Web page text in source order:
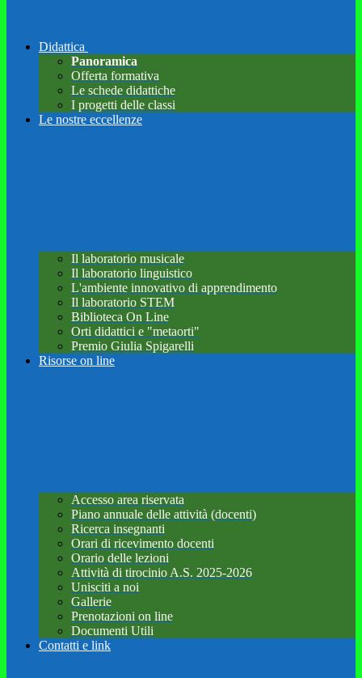
Didattica
Panoramica
Offerta formativa
Le schede didattiche
I progetti delle classi
Le nostre eccellenze
Il laboratorio musicale
Il laboratorio linguistico
L'ambiente innovativo di apprendimento
Il laboratorio STEM
Biblioteca On Line
Orti didattici e "metaorti"
Premio Giulia Spigarelli
Risorse on line
Accesso area riservata
Piano annuale delle attività (docenti)
Ricerca insegnanti
Orari di ricevimento docenti
Orario delle lezioni
Attività di tirocinio A.S. 2025-2026
Unisciti a noi
Gallerie
Prenotazioni on line
Documenti Utili
Contatti e link